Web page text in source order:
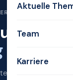
Aktuelle
Team
Karriere
für
in